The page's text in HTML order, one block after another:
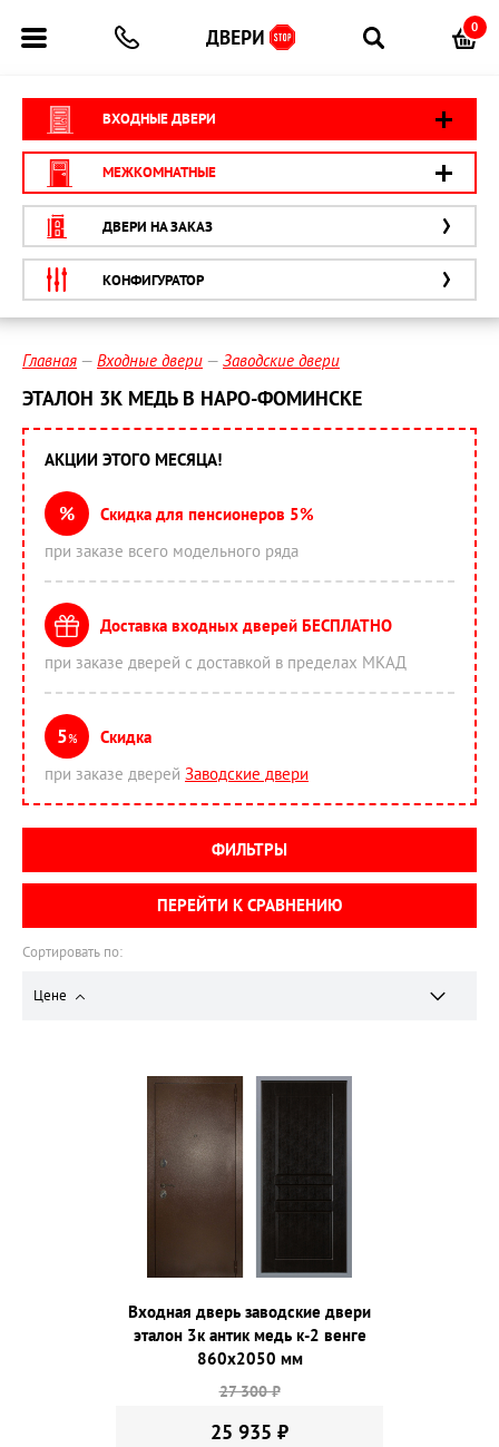
0
ВХОДНЫЕ ДВЕРИ
МЕЖКОМНАТНЫЕ
ДВЕРИ НА ЗАКАЗ
КОНФИГУРАТОР
Главная Входные двери Заводские двери
ЭТАЛОН 3К МЕДЬ В НАРО-ФОМИНСКЕ
Сортировать по:
Цене
Входная дверь заводские двери
эталон 3к антик медь к-2 венге
860х2050 мм
27 300 ₽
25 935 ₽
АКЦИИ ЭТОГО МЕСЯЦА!
%
Скидка для пенсионеров 5%
при заказе всего модельного ряда
Доставка входных дверей БЕСПЛАТНО
при заказе дверей с доставкой в пределах МКАД
5%
Скидка
при заказе дверей Заводские двери
ФИЛЬТРЫ
ПЕРЕЙТИ К СРАВНЕНИЮ